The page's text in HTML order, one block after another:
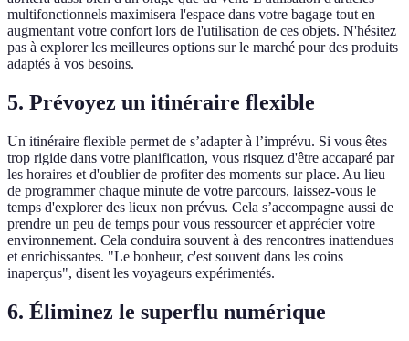
multifonctionnels maximisera l'espace dans votre bagage tout en
augmentant votre confort lors de l'utilisation de ces objets. N'hésitez
pas à explorer les meilleures options sur le marché pour des produits
adaptés à vos besoins.
5. Prévoyez un itinéraire flexible
Un itinéraire flexible permet de s’adapter à l’imprévu. Si vous êtes
trop rigide dans votre planification, vous risquez d'être accaparé par
les horaires et d'oublier de profiter des moments sur place. Au lieu
de programmer chaque minute de votre parcours, laissez-vous le
temps d'explorer des lieux non prévus. Cela s’accompagne aussi de
prendre un peu de temps pour vous ressourcer et apprécier votre
environnement. Cela conduira souvent à des rencontres inattendues
et enrichissantes. "Le bonheur, c'est souvent dans les coins
inaperçus", disent les voyageurs expérimentés.
6. Éliminez le superflu numérique